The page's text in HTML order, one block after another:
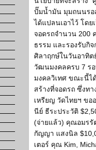
ปั๊มน้ำมัน มุมถนนรอ
ได้แปลนเอาไว้ โด
จอดรถจำนวน 200
ธรรม และรองรับกิ
ศิลาฤกษ์ในวันอาทิ
วัฒนมงคลครบ 7 ร
มงคลวิเทศ ขณะนี้ไ
สร้างที่จอดรถ ซึ่งท
เหรียญ วัดไทยฯ ข
นีย์ ธีระประวัติ
(จ่ายแล้ว) คุณอมรรั
กัญญา แสงนิล
เตอร์ คุณ Kim,